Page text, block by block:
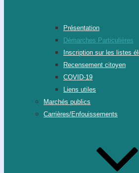
Présentation
Démarches Particulières
Inscription sur les listes
Recensement citoyen
COVID-19
Liens utiles
Marchés publics
Carrières/Enfouissements